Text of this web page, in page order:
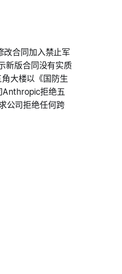
改合同加入禁止军
新版合同没有实质
大楼以《国防生
Anthropic拒绝五
公司拒绝任何跨